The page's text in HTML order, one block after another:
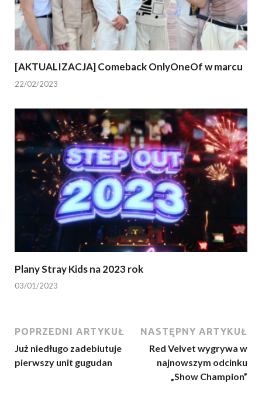
[AKTUALIZACJA] Comeback OnlyOneOf w marcu
22/02/2023
Plany Stray Kids na 2023 rok
03/01/2023
POPRZEDNI ARTYKUŁ
Już niedługo zadebiutuje
pierwszy unit gugudan
NASTĘPNY ARTYKUŁ
Red Velvet wygrywa w
najnowszym odcinku
„Show Champion”